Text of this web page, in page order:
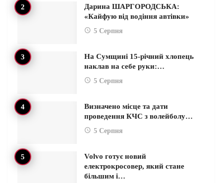
Дарина ШАРГОРОДСЬКА:
«Кайфую від водіння автівки»
5 Серпня
На Сумщині 15-річний хлопець
наклав на себе руки:…
5 Серпня
Визначено місце та дати
проведення КЧС з волейболу…
5 Серпня
Volvo готує новий
електрокросовер, який стане
більшим і…